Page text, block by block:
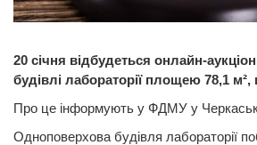
20 січня відбудеться онлайн-аукціон
будівлі лабораторії площею 78,1
Про це інформують у ФДМУ у
Одноповерхова будівля лабораторії